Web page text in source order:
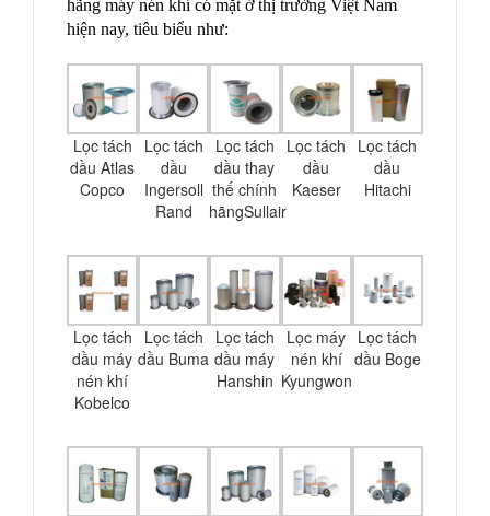
hãng máy nén khí có mặt ở thị trường Việt Nam
hiện nay, tiêu biểu như:
Lọc tách
dầu Atlas
Copco
Lọc tách
dầu
Ingersoll
Rand
Lọc tách
dầu thay
thế chính
hãngSullair
Lọc tách
dầu
Kaeser
Lọc tách
dầu
Hitachi
Lọc tách
dầu máy
nén khí
Kobelco
Lọc tách
dầu Buma
Lọc tách
dầu máy
Hanshin
Lọc máy
nén khí
Kyungwon
Lọc tách
dầu Boge